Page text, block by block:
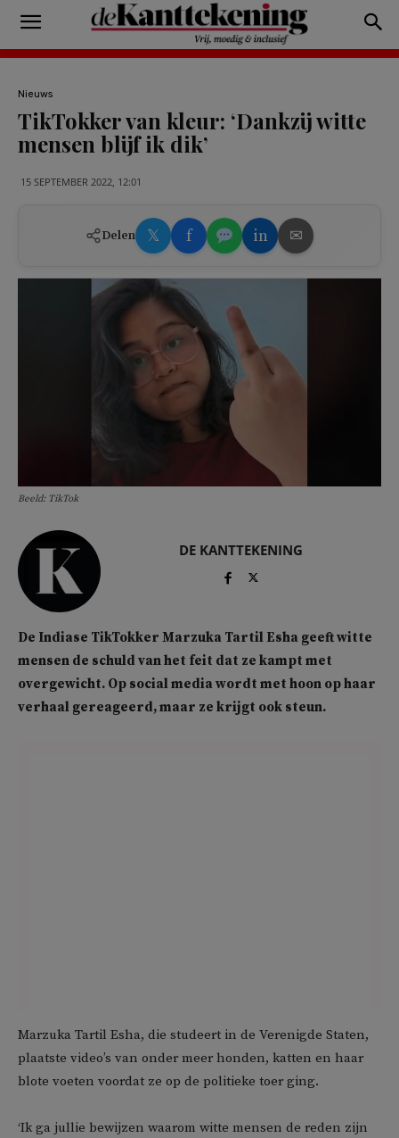
Nieuws
TikTokker van kleur: ‘Dankzij witte
mensen blijf ik dik’
15 SEPTEMBER 2022, 12:01
Delen 𝕏 f in ✉
Beeld: TikTok
DE KANTTEKENING
De Indiase TikTokker Marzuka Tartil Esha geeft witte
mensen de schuld van het feit dat ze kampt met
overgewicht. Op social media wordt met hoon op haar
verhaal gereageerd, maar ze krijgt ook steun.
Marzuka Tartil Esha, die studeert in de Verenigde Staten,
plaatste video’s van onder meer honden, katten en haar
blote voeten voordat ze op de politieke toer ging.
‘Ik ga jullie bewijzen waarom witte mensen de reden zijn